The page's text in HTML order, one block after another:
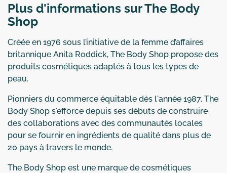
Plus d'informations sur The Body
Shop
Créée en 1976 sous l’initiative de la femme d’affaires
britannique Anita Roddick, The Body Shop propose des
produits cosmétiques adaptés à tous les types de
peau.
Pionniers du commerce équitable dès l'année 1987, The
Body Shop s'efforce depuis ses débuts de construire
des collaborations avec des communautés locales
pour se fournir en ingrédients de qualité dans plus de
20 pays à travers le monde.
The Body Shop est une marque de cosmétiques